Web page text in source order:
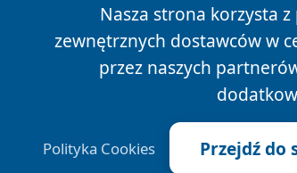
Nasza strona korzysta
zewnętrznych dostawców w
przez naszych
Polityka Cookies Przejdź do